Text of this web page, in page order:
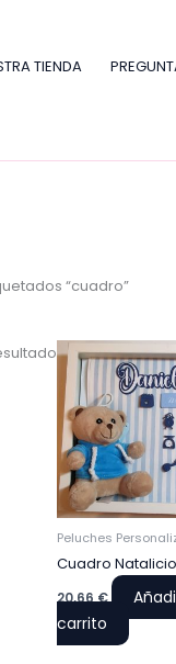
TIENDA
“cuadro”
Peluches
Cuadro Natalicio
20,66€
carrito